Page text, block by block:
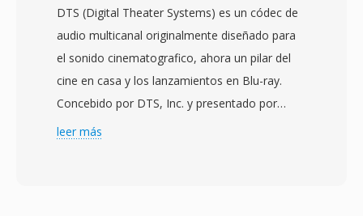
OS para metadatos criticos — frecuencia de
muestreo, profundidad de bits y configuración
de canales — mientras qué los datos de audio
residen en el data fork. Esté diseño funcionaba
elegantemente dentro del ecosistema Mac
pero creaba desafios de portabilidad cuando
DTS (Digital Theater Systems) es un códec de
audio multicanal originalmente diseñado para
el sonido cinematografico, ahora un pilar del
cine en casa y los lanzamientos en Blu-ray.
Concebido por DTS, Inc. y presentado por
primera vez en cines junto con la película
leer más